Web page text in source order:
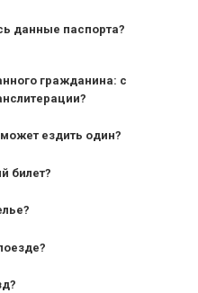
данные паспорта?
гражданина: с
ездить один?
— от 10 лет и
от 7 лет.
билет?